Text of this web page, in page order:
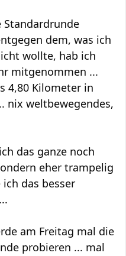
Standardrunde
dem, was ich
wollte, hab ich
mitgenommen ...
4,80 Kilometer in
nix weltbewegendes,
das ganze noch
eher trampelig
das besser
am Freitag mal die
probieren ... mal